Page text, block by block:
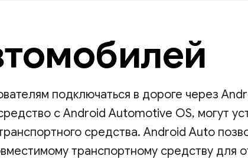
подключаться в дороге через
с Android Automotive OS, могут
средства. Android Auto
транспортному средству для